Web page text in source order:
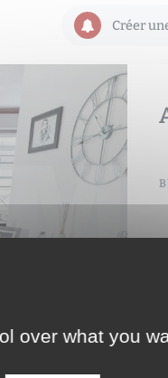
Créer
over what you